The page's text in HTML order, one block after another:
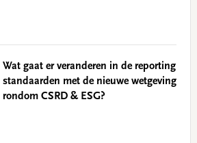
Wat gaat er veranderen in de reporting
standaarden met de nieuwe wetgeving
rondom CSRD & ESG?